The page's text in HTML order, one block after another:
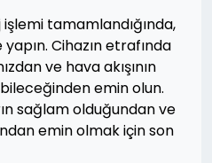
tamamlandığında,
Cihazın etrafında
ve hava akışının
emin olun.
sağlam olduğundan ve
emin olmak için son